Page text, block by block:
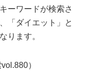
ーワードが検索さ
「ダイエット」と
ります。
）